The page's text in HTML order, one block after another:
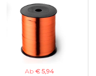
Ab € 5,94